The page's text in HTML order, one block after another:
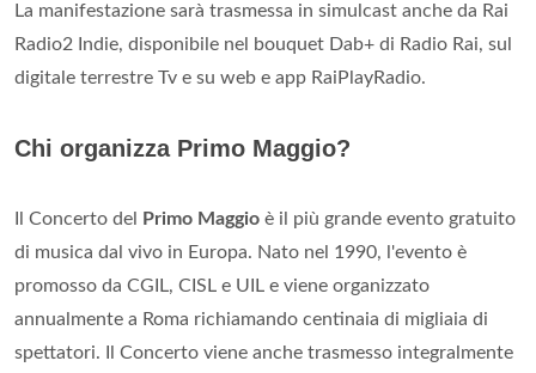
La manifestazione sarà trasmessa in simulcast anche da Rai
Radio2 Indie, disponibile nel bouquet Dab+ di Radio Rai, sul
digitale terrestre Tv e su web e app RaiPlayRadio.
Chi organizza Primo Maggio?
Il Concerto del Primo Maggio è il più grande evento gratuito
di musica dal vivo in Europa. Nato nel 1990, l'evento è
promosso da CGIL, CISL e UIL e viene organizzato
annualmente a Roma richiamando centinaia di migliaia di
spettatori. Il Concerto viene anche trasmesso integralmente